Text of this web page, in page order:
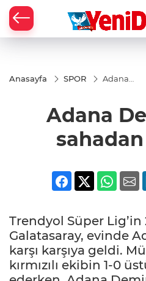
Anasayfa SPOR
Adana
çekildi
Adana
Trendyol Süper Lig’in
Galatasaray, evinde
karşı karşıya geldi.
kırmızılı ekibin 1-0